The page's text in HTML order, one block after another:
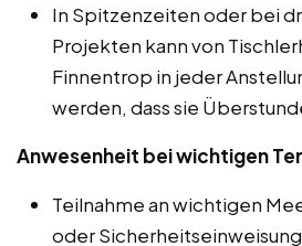
In Spitzenzeiten oder bei
Projekten kann von
Finnentrop in jeder
werden, dass sie
Anwesenheit bei wichtigen
Teilnahme an wichtigen
oder